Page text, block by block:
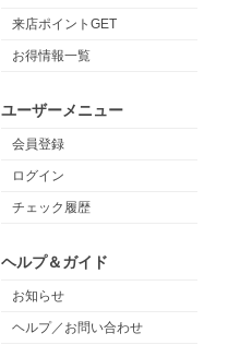
来店ポイントGET
お得情報一覧
ユーザーメニュー
会員登録
ログイン
チェック履歴
ヘルプ＆ガイド
お知らせ
ヘルプ／お問い合わせ